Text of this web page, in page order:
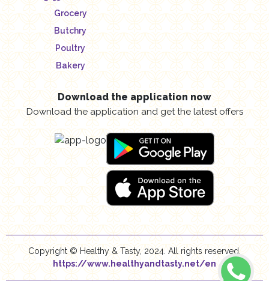
Grocery
Butchry
Poultry
Bakery
Download the application now
Download the application and get the latest offers
Copyright © Healthy & Tasty, 2024. All rights reserved.
https://www.healthyandtasty.net/en